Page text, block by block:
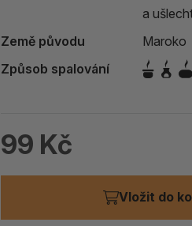
ALOE PRAVÁ (Aloe vera)
skladem > 5 ks
a
Země původu
Maroko
Způsob spalování
99 Kč
Vložit